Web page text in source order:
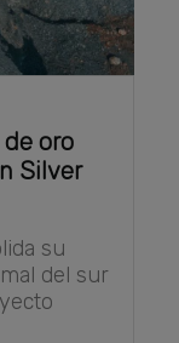
oro
Silver
su
del sur